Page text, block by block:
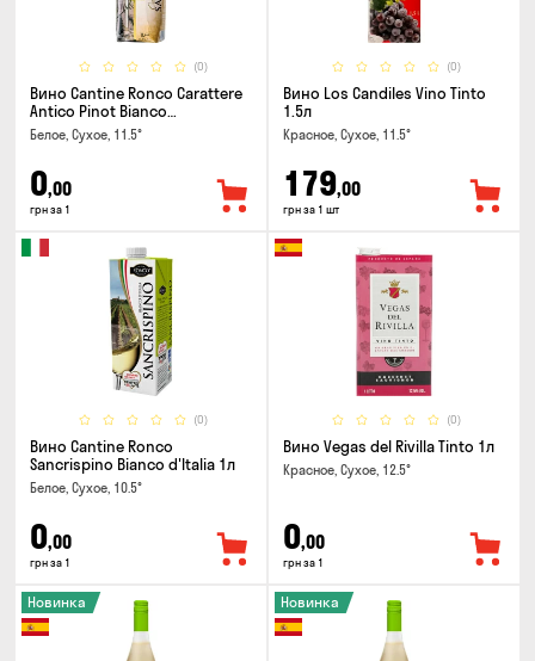
(0)
Вино Cantine Ronco Carattere
Antico Pinot Bianco
Chardonnay Rubicone IGT 1л
Белое, Сухое, 11.5°
0,00
грн за 1
(0)
Вино Los Candiles Vino Tinto
1.5л
Красное, Сухое, 11.5°
179,00
грн за 1 шт
(0)
Вино Cantine Ronco
Sancrispino Bianco d'Italia 1л
Белое, Сухое, 10.5°
0,00
грн за 1
(0)
Вино Vegas del Rivilla Tinto 1л
Красное, Сухое, 12.5°
0,00
грн за 1
Новинка Новинка